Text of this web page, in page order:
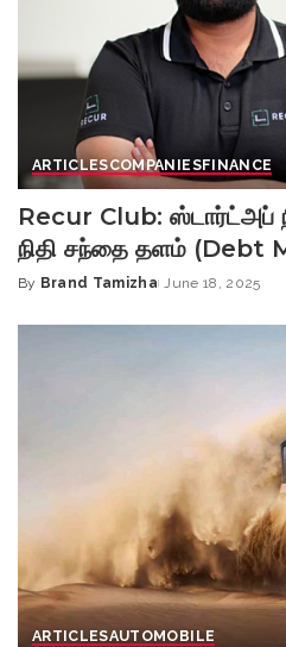
ARTICLESCOMPANIESFINANCE
Recur Club: ஸ்டார்ட்அப்
நிதி சந்தை தளம் (Debt
Posted
By Brand Tamizha June 18, 2025
ARTICLESAUTOMOBILE